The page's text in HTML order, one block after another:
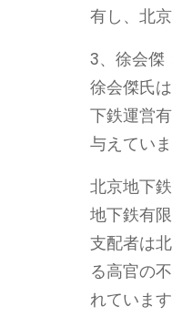
有し、北
3、徐会傑
徐会傑氏
下鉄運営
与えていま
北京地下
地下鉄有
支配者は
る高官の
れています